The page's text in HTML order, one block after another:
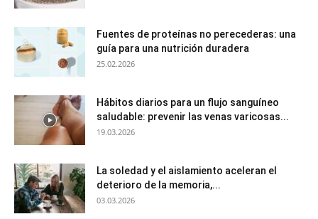
Fuentes de proteínas no perecederas: una
guía para una nutrición duradera
25.02.2026
Hábitos diarios para un flujo sanguíneo
saludable: prevenir las venas varicosas...
19.03.2026
La soledad y el aislamiento aceleran el
deterioro de la memoria,...
03.03.2026